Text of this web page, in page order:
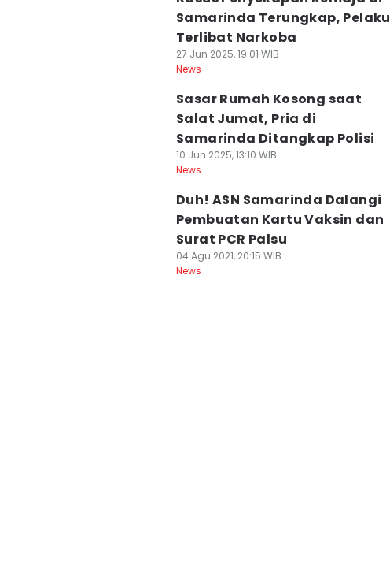
Samarinda Terungkap, Pelaku
Terlibat Narkoba
27 Jun 2025, 19:01 WIB
News
Sasar Rumah Kosong saat
Salat Jumat, Pria di
Samarinda Ditangkap Polisi
10 Jun 2025, 13:10 WIB
News
Duh! ASN Samarinda Dalangi
Pembuatan Kartu Vaksin dan
Surat PCR Palsu
04 Agu 2021, 20:15 WIB
News